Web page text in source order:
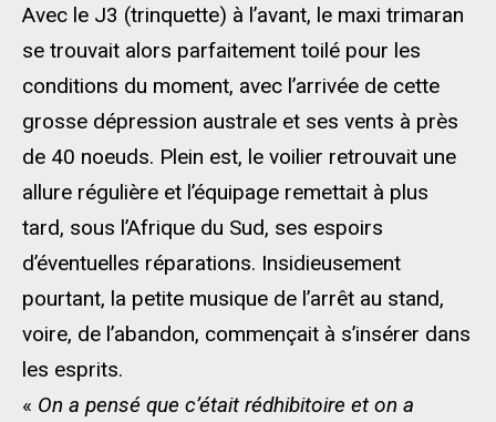
Avec le J3 (trinquette) à l’avant, le maxi trimaran
se trouvait alors parfaitement toilé pour les
conditions du moment, avec l’arrivée de cette
grosse dépression australe et ses vents à près
de 40 noeuds. Plein est, le voilier retrouvait une
allure régulière et l’équipage remettait à plus
tard, sous l’Afrique du Sud, ses espoirs
d’éventuelles réparations. Insidieusement
pourtant, la petite musique de l’arrêt au stand,
voire, de l’abandon, commençait à s’insérer dans
les esprits.
« On a pensé que c’était rédhibitoire et on a